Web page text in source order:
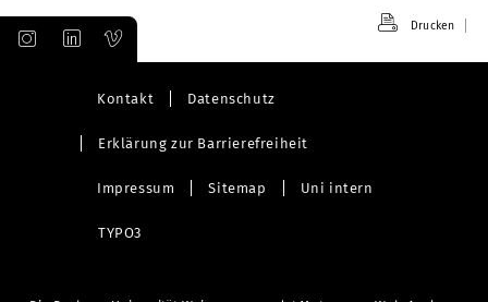
Drucken
Kontakt Datenschutz
Erklärung zur Barrierefreiheit
Impressum Sitemap Uni intern
TYPO3